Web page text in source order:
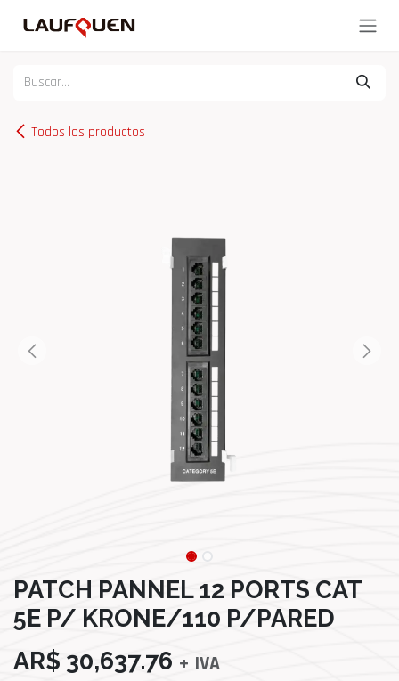
Todos los productos
PATCH PANNEL 12 PORTS CAT
5E P/ KRONE/110 P/PARED
AR$ 30,637.76 + IVA